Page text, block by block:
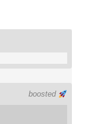
boosted